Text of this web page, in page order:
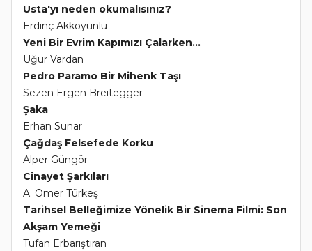
Usta'yı neden okumalısınız?
Erdinç Akkoyunlu
Yeni Bir Evrim Kapımızı Çalarken...
Uğur Vardan
Pedro Paramo Bir Mihenk Taşı
Sezen Ergen Breitegger
Şaka
Erhan Sunar
Çağdaş Felsefede Korku
Alper Güngör
Cinayet Şarkıları
A. Ömer Türkeş
Tarihsel Belleğimize Yönelik Bir Sinema Filmi: Son
Akşam Yemeği
Tufan Erbarıştıran